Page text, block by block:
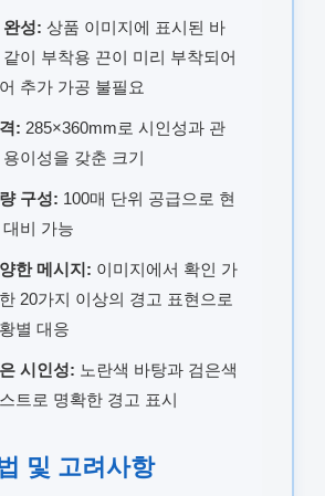
완성: 상품 이미지에 표시된 바
같이 부착용 끈이 미리 부착되어
추가 가공 불필요
: 285×360mm로 시인성과 관
용이성을 갖춘 크기
구성: 100매 단위 공급으로 현
대비 가능
한 메시지: 이미지에서 확인 가
20가지 이상의 경고 표현으로
별 대응
시인성: 노란색 바탕과 검은색
트로 명확한 경고 표시
및 고려사항